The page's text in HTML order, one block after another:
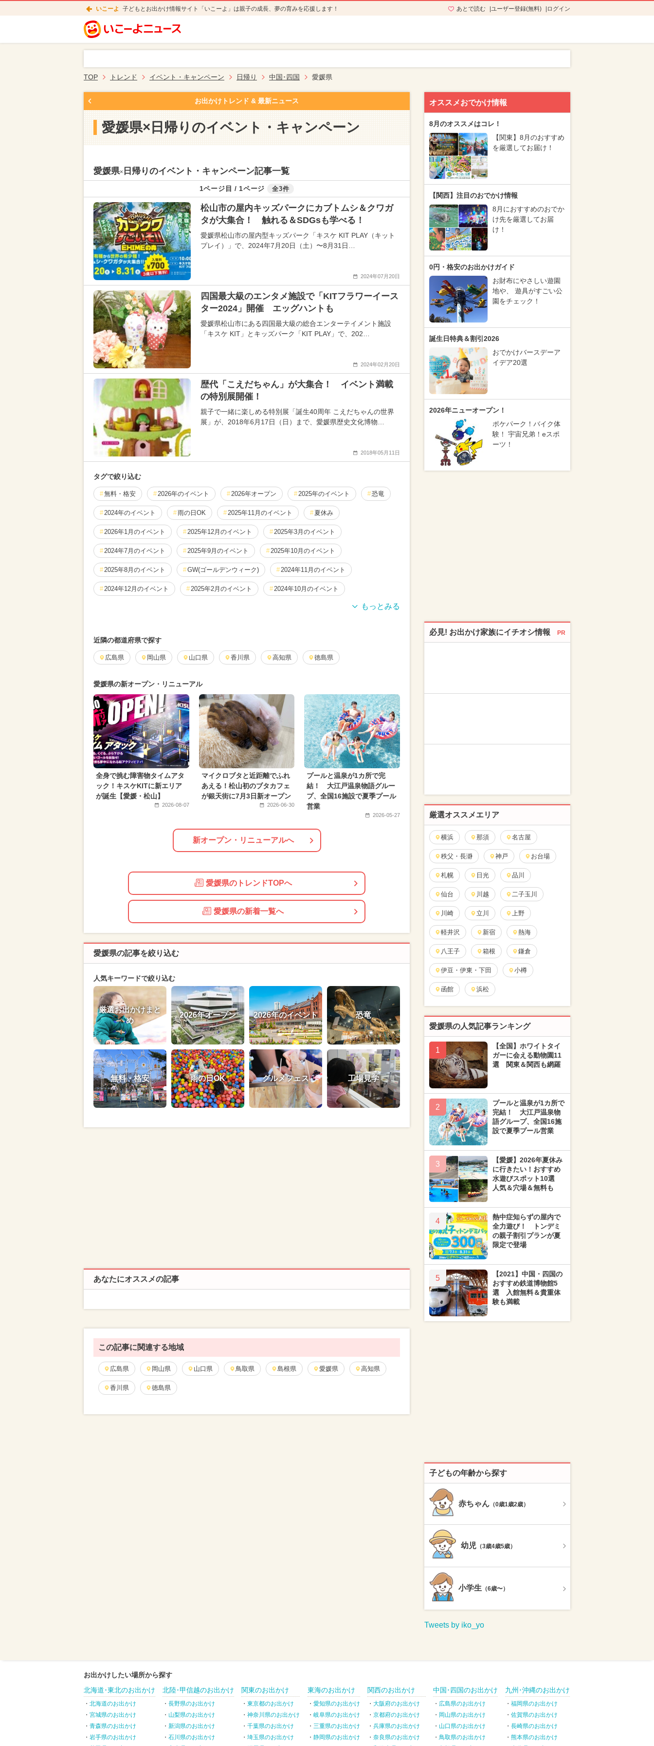
いこーよ 子どもとお出かけ情報サイト「いこーよ」は親子の成長、夢の育みを応援します！ あとで読む ユーザー登録(無料) ログイン
TOP トレンド イベント・キャンペーン 日帰り 中国･四国 愛媛県
お出かけトレンド & 最新ニュース
愛媛県×日帰りのイベント・キャンペーン
愛媛県× 日帰りのイベント・キャンペーン記事一覧
1ページ目 / 1ページ 全3件
松山市の屋内キッズパークにカブトムシ＆クワガ
タが大集合！ 触れる＆SDGsも学べる！
愛媛県松山市の屋内型キッズパーク「キスケ KIT PLAY（キット
プレイ）」で、2024年7月20日（土）〜8月31日…
2024年07月20日
四国最大級のエンタメ施設で「KITフラワーイース
ター2024」開催 エッグハントも
愛媛県松山市にある四国最大級の総合エンターテイメント施設
「キスケ KIT」とキッズパーク「KIT PLAY」で、202…
2024年02月20日
歴代「こえだちゃん」が大集合！ イベント満載
の特別展開催！
親子で一緒に楽しめる特別展「誕生40周年 こえだちゃんの世界
展」が、2018年6月17日（日）まで、愛媛県歴史文化博物…
2018年05月11日
タグで絞り込む
無料・格安 2026年のイベント 2026年オープン 2025年のイベント 恐竜
2024年のイベント 雨の日OK 2025年11月のイベント 夏休み
2026年1月のイベント 2025年12月のイベント 2025年3月のイベント
2024年7月のイベント 2025年9月のイベント 2025年10月のイベント
2025年8月のイベント GW(ゴールデンウィーク) 2024年11月のイベント
2024年12月のイベント 2025年2月のイベント 2024年10月のイベント
2026年2月のイベント
キャラクター 2024年9月のイベント ポケモン 2026年6月のイベント
2024年6月のイベント 職業体験 2026年4月のイベント ディズニー
2023年12月のイベント 2024年2月のイベント お正月 2026年9月のイベント
2025年7月のイベント 2026年10月のイベント ハロウィン 夏休み（観光）
グルメフェス アート
近隣の都道府県で探す
広島県 岡山県 山口県 香川県 高知県 徳島県
愛媛県の新オープン・リニューアル
全身で挑む障害物タイムアタ
ック！キスケKITに新エリア
が誕生【愛媛・松山】
2026-08-07
マイクロブタと近距離でふれ
あえる！松山初のブタカフェ
が銀天街に7月3日新オープン
2026-06-30
プールと温泉が1カ所で完
結！ 大江戸温泉物語グルー
プ、全国16施設で夏季プール
営業
2026-05-27
新オープン・リニューアルへ
愛媛県のトレンドTOPへ
愛媛県の新着一覧へ
愛媛県の記事を絞り込む
人気キーワードで絞り込む
厳選お出かけまと
め
2026年オープン 2026年のイベント 恐竜
無料・格安 雨の日OK グルメフェス 工場見学
あなたにオススメの記事
この記事に関連する地域
広島県 岡山県 山口県 鳥取県 島根県 愛媛県 高知県
香川県 徳島県
オススメおでかけ情報
8月のオススメはコレ！
【関東】8月のおすすめ
を厳選してお届け！
【関西】注目のおでかけ情報
8月におすすめのおでか
け先を厳選してお届
け！
0円・格安のお出かけガイド
お財布にやさしい遊園
地や、 遊具がすごい公
園をチェック！
誕生日特典＆割引2026
おでかけバースデーア
イデア20選
2026年ニューオープン！
ポケパーク！バイク体
験！ 宇宙兄弟！eスポ
ーツ！
必見! お出かけ家族にイチオシ情報 PR
厳選オススメエリア
横浜 那須 名古屋
秩父・長瀞 神戸 お台場
札幌 日光 品川
仙台 川越 二子玉川
川崎 立川 上野
軽井沢 新宿 熱海
八王子 箱根 鎌倉
伊豆・伊東・下田 小樽
函館 浜松
愛媛県の人気記事ランキング
1
【全国】ホワイトタイ
ガーに会える動物園11
選 関東＆関西も網羅
2
プールと温泉が1カ所で
完結！ 大江戸温泉物
語グループ、全国16施
設で夏季プール営業
3
【愛媛】2026年夏休み
に行きたい！おすすめ
水遊びスポット10選
人気＆穴場＆無料も
4
熱中症知らずの屋内で
全力遊び！ トンデミ
の親子割引プランが夏
限定で登場
5
【2021】中国・四国の
おすすめ鉄道博物館5
選 入館無料＆貴重体
験も満載
子どもの年齢から探す
赤ちゃん （0歳1歳2歳）
幼児 （3歳4歳5歳）
小学生 （6歳〜）
Tweets by iko_yo
お出かけしたい場所から探す
北海道･東北のお出かけ
北海道のお出かけ
宮城県のお出かけ
青森県のお出かけ
岩手県のお出かけ
北陸･甲信越のお出かけ
長野県のお出かけ
山梨県のお出かけ
新潟県のお出かけ
石川県のお出かけ
関東のお出かけ
東京都のお出かけ
神奈川県のお出かけ
千葉県のお出かけ
埼玉県のお出かけ
東海のお出かけ
愛知県のお出かけ
岐阜県のお出かけ
三重県のお出かけ
静岡県のお出かけ
関西のお出かけ
大阪府のお出かけ
京都府のお出かけ
兵庫県のお出かけ
奈良県のお出かけ
中国･四国のお出かけ
広島県のお出かけ
岡山県のお出かけ
山口県のお出かけ
鳥取県のお出かけ
九州･沖縄のお出かけ
福岡県のお出かけ
佐賀県のお出かけ
長崎県のお出かけ
熊本県のお出かけ